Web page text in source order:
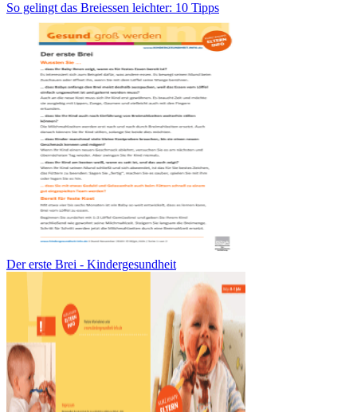
So gelingt das Breiessen leichter: 10 Tipps
Der erste Brei - Kindergesundheit